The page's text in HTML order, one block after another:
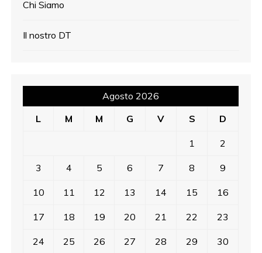
Chi Siamo
Il nostro DT
Agosto 2026
L
M M G V S D
1 2
3 4 5 6 7 8 9
10 11 12 13 14 15 16
17 18 19 20 21 22 23
24 25 26 27 28 29 30